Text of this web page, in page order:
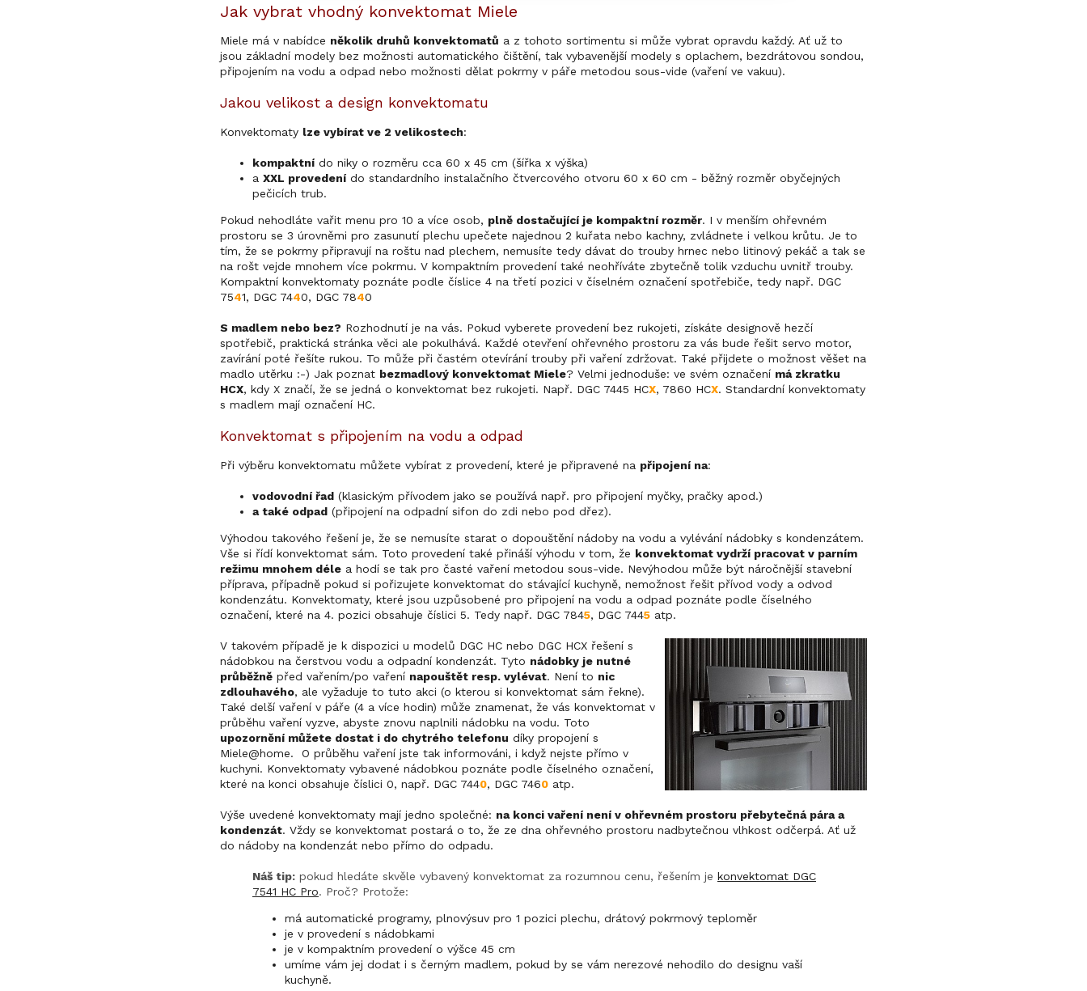
Jak vybrat vhodný konvektomat Miele
Miele má v nabídce několik druhů konvektomatů a z tohoto sortimentu si může vybrat opravdu každý. Ať už to
jsou základní modely bez možnosti automatického čištění, tak vybavenější modely s oplachem, bezdrátovou sondou,
připojením na vodu a odpad nebo možnosti dělat pokrmy v páře metodou sous-vide (vaření ve vakuu).
Jakou velikost a design konvektomatu
Konvektomaty lze vybírat ve 2 velikostech:
kompaktní do niky o rozměru cca 60 x 45 cm (šířka x výška)
a XXL provedení do standardního instalačního čtvercového otvoru 60 x 60 cm - běžný rozměr obyčejných
pečicích trub.
Pokud nehodláte vařit menu pro 10 a více osob, plně dostačující je kompaktní rozměr. I v menším ohřevném
prostoru se 3 úrovněmi pro zasunutí plechu upečete najednou 2 kuřata nebo kachny, zvládnete i velkou krůtu. Je to
tím, že se pokrmy připravují na roštu nad plechem, nemusíte tedy dávat do trouby hrnec nebo litinový pekáč a tak se
na rošt vejde mnohem více pokrmu. V kompaktním provedení také neohříváte zbytečně tolik vzduchu uvnitř trouby.
Kompaktní konvektomaty poznáte podle číslice 4 na třetí pozici v číselném označení spotřebiče, tedy např. DGC
7541, DGC 7440, DGC 7840
S madlem nebo bez? Rozhodnutí je na vás. Pokud vyberete provedení bez rukojeti, získáte designově hezčí
spotřebič, praktická stránka věci ale pokulhává. Každé otevření ohřevného prostoru za vás bude řešit servo motor,
zavírání poté řešíte rukou. To může při častém otevírání trouby při vaření zdržovat. Také přijdete o možnost věšet na
madlo utěrku :-) Jak poznat bezmadlový konvektomat Miele? Velmi jednoduše: ve svém označení má zkratku
HCX, kdy X značí, že se jedná o konvektomat bez rukojeti. Např. DGC 7445 HCX, 7860 HCX. Standardní konvektomaty
s madlem mají označení HC.
Konvektomat s připojením na vodu a odpad
Při výběru konvektomatu můžete vybírat z provedení, které je připravené na připojení na:
vodovodní řad (klasickým přívodem jako se používá např. pro připojení myčky, pračky apod.)
a také odpad (připojení na odpadní sifon do zdi nebo pod dřez).
Výhodou takového řešení je, že se nemusíte starat o dopouštění nádoby na vodu a vylévání nádobky s kondenzátem.
Vše si řídí konvektomat sám. Toto provedení také přináší výhodu v tom, že konvektomat vydrží pracovat v parním
režimu mnohem déle a hodí se tak pro časté vaření metodou sous-vide. Nevýhodou může být náročnější stavební
příprava, případně pokud si pořizujete konvektomat do stávající kuchyně, nemožnost řešit přívod vody a odvod
kondenzátu. Konvektomaty, které jsou uzpůsobené pro připojení na vodu a odpad poznáte podle číselného
označení, které na 4. pozici obsahuje číslici 5. Tedy např. DGC 7845, DGC 7445 atp.
V takovém případě je k dispozici u modelů DGC HC nebo DGC HCX řešení s
nádobkou na čerstvou vodu a odpadní kondenzát. Tyto nádobky je nutné
průběžně před vařením/po vaření napouštět resp. vylévat. Není to nic
zdlouhavého, ale vyžaduje to tuto akci (o kterou si konvektomat sám řekne).
Také delší vaření v páře (4 a více hodin) může znamenat, že vás konvektomat v
průběhu vaření vyzve, abyste znovu naplnili nádobku na vodu. Toto
upozornění můžete dostat i do chytrého telefonu díky propojení s
Miele@home. O průběhu vaření jste tak informováni, i když nejste přímo v
kuchyni. Konvektomaty vybavené nádobkou poznáte podle číselného označení,
které na konci obsahuje číslici 0, např. DGC 7440, DGC 7460 atp.
Výše uvedené konvektomaty mají jedno společné: na konci vaření není v ohřevném prostoru přebytečná pára a
kondenzát. Vždy se konvektomat postará o to, že ze dna ohřevného prostoru nadbytečnou vlhkost odčerpá. Ať už
do nádoby na kondenzát nebo přímo do odpadu.
Náš tip: pokud hledáte skvěle vybavený konvektomat za rozumnou cenu, řešením je konvektomat DGC
7541 HC Pro. Proč? Protože:
má automatické programy, plnovýsuv pro 1 pozici plechu, drátový pokrmový teploměr
je v provedení s nádobkami
je v kompaktním provedení o výšce 45 cm
umíme vám jej dodat i s černým madlem, pokud by se vám nerezové nehodilo do designu vaší
kuchyně.